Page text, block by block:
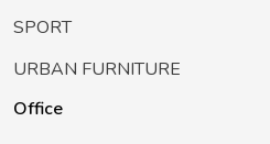
SPORT
URBAN FURNITURE
Office